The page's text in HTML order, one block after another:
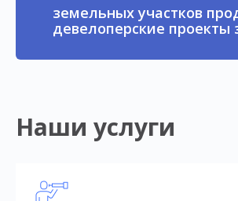
земельных участков
девелоперские проекты
Наши услуги